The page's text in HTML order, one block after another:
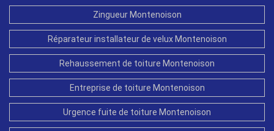
Zingueur Montenoison
Réparateur installateur de velux Montenoison
Rehaussement de toiture Montenoison
Entreprise de toiture Montenoison
Urgence fuite de toiture Montenoison